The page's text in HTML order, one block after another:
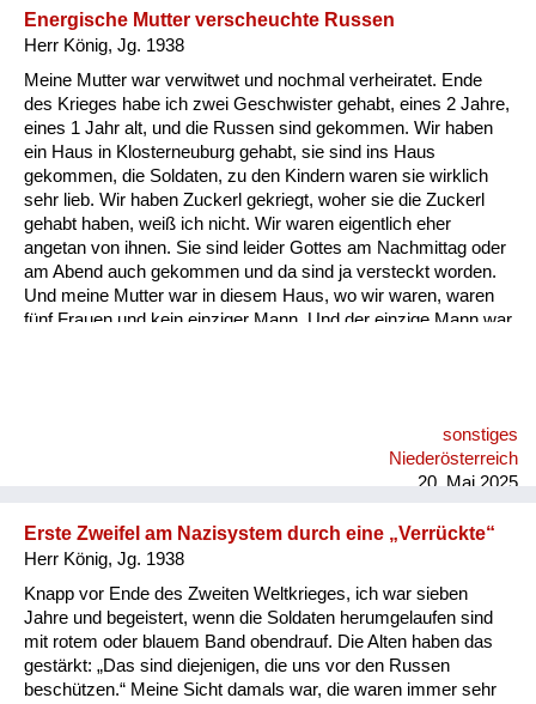
Besatzungsmächte
Frauen, Mütter, Kinder
Versorgung
Heimkehrer
Fluchtgeschichten
Wohnen
Energische Mutter verscheuchte Russen
Herr König, Jg. 1938
Meine Mutter war verwitwet und nochmal verheiratet. Ende
des Krieges habe ich zwei Geschwister gehabt, eines 2 Jahre,
eines 1 Jahr alt, und die Russen sind gekommen. Wir haben
ein Haus in Klosterneuburg gehabt, sie sind ins Haus
gekommen, die Soldaten, zu den Kindern waren sie wirklich
sehr lieb. Wir haben Zuckerl gekriegt, woher sie die Zuckerl
gehabt haben, weiß ich nicht. Wir waren eigentlich eher
angetan von ihnen. Sie sind leider Gottes am Nachmittag oder
am Abend auch gekommen und da sind ja versteckt worden.
Und meine Mutter war in diesem Haus, wo wir waren, waren
fünf Frauen und kein einziger Mann. Und der einzige Mann war
Die Russen sind da!“ und „Kommandatura“. Und tatsächlich
sind in den meisten Fällen Minuten nachher ist ein Wagen
sonstiges
Niederösterreich
20. Mai 2025
Erste Zweifel am Nazisystem durch eine „Verrückte“
Herr König, Jg. 1938
Knapp vor Ende des Zweiten Weltkrieges, ich war sieben
Jahre und begeistert, wenn die Soldaten herumgelaufen sind
mit rotem oder blauem Band obendrauf. Die Alten haben das
gestärkt: „Das sind diejenigen, die uns vor den Russen
beschützen.“ Meine Sicht damals war, die waren immer sehr